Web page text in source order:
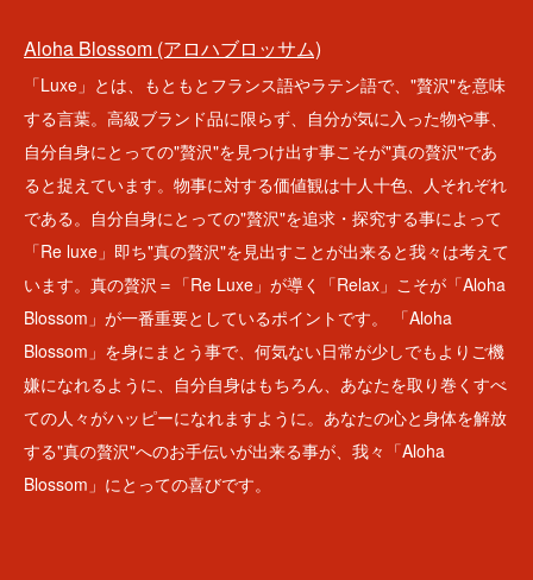
Aloha Blossom (アロハブロッサム)
「Luxe」とは、もともとフランス語やラテン語で、"贅沢"を意味
する言葉。高級ブランド品に限らず、自分が気に入った物や事、
自分自身にとっての"贅沢"を見つけ出す事こそが"真の贅沢"であ
ると捉えています。物事に対する価値観は十人十色、人それぞれ
である。自分自身にとっての"贅沢"を追求・探究する事によって
「Re luxe」即ち"真の贅沢"を見出すことが出来ると我々は考えて
います。真の贅沢＝「Re Luxe」が導く「Relax」こそが「Aloha
Blossom」が一番重要としているポイントです。 「Aloha
Blossom」を身にまとう事で、何気ない日常が少しでもよりご機
嫌になれるように、自分自身はもちろん、あなたを取り巻くすべ
ての人々がハッピーになれますように。あなたの心と身体を解放
する"真の贅沢"へのお手伝いが出来る事が、我々「Aloha
Blossom」にとっての喜びです。